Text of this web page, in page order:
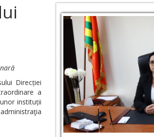
Direcției
a
instituții